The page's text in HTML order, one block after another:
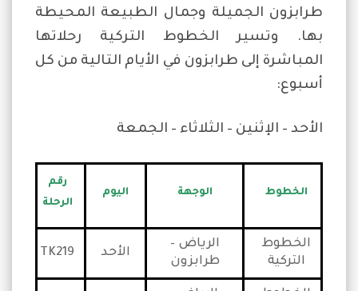
طرابزون الجميلة وجمال الطبيعة المحيطة
بها. وتسير الخطوط التركية رحلاتها
المباشرة إلى طرابزون في الأيام التالية من كل
أسبوع:
الأحد – الإثنين – الثلاثاء – الجمعة
الخطوط الوجهة اليوم
رقم
الرحلة
الخطوط
التركية
الرياض –
طرابزون
الأحد TK219